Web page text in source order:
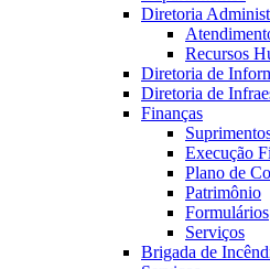
Diretoria
Recursos
Diretoria de
Diretoria de
Finanças
Execução
Plano de
Patrimônio
Formulários
Serviços
Brigada de